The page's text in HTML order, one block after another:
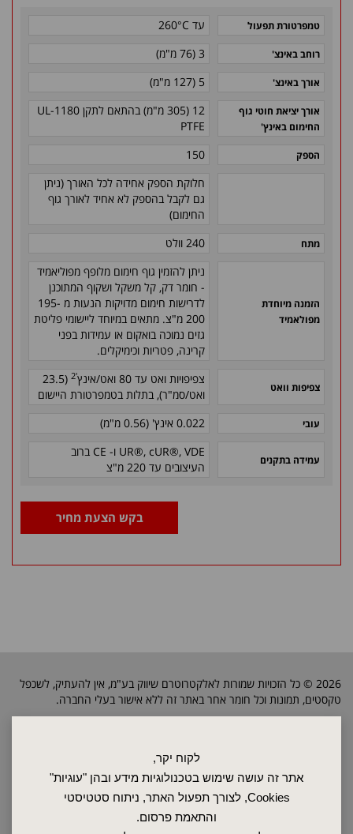
לקוח יקר,
אתר זה עושה שימוש בטכנולוגיות מידע ובהן "עוגיות"
Cookies, לצורך תפעול האתר, ניתוח סטטיסטי
והתאמת פרסום.
טמפרטורת תפעול עד 260°C
רוחב באינצ' 3 (76 מ"מ)
אורך באינצ' 5 (127 מ"מ)
אורך יציאת חוטי גוף
החימום באינץ'
12 (305 מ"מ) בהתאם לתקן 1180-UL
PTFE
הספק
150
חלוקת הספק אחידה לכל האורך (ניתן
גם לקבל בהספק לא אחיד לאורך גוף
החימום)
מתח 240 וולט
הזמנה מיוחדת
מפולאמיד
ניתן להזמין גוף חימום מלופף מפוליאמיד
- חומר דק, קל משקל ושקוף המתוכנן
לדרישות חימום מדויקות הנעות מ 195-
200 מ"צ. מתאים במיוחד ליישומי פליטת
גזים נמוכה בואקום או עמידות בפני
קרינה, פטריות וכימיקלים.
צפיפות וואט
צפיפויות ואט עד 80 ואט/אינץ '2
(23.5
ואט/סמ"ר), בתלות בטמפרטורת היישום
עובי 0.022 אינץ' (0.56 מ"מ)
עמידה בתקנים
UR®, cUR®, VDE ו- CE ברוב
העיצובים עד 220 מ"צ
בקש הצעת מחיר
2026 © כל הזכויות שמורות לאלקטרוטרם שיווק בע"מ, אין להעתיק, לשכפל
טקסטים, תמונות וכל חומר אחר באתר זה ללא אישור בעלי החברה.
שרות ותחזוקה